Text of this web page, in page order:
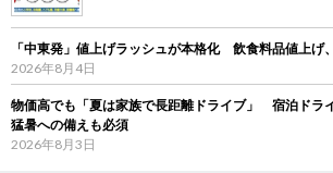
「中東発」値上げラッシュが本格化 飲食料品値上げ
2026年8月4日
物価高でも「夏は家族で長距離ドライブ」 宿泊ドラ
猛暑への備えも必須
2026年8月3日